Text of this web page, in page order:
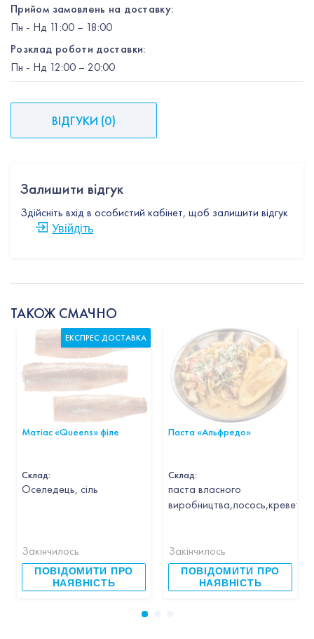
Прийом замовлень на доставку:
Пн - Нд 11:00 – 18:00
Розклад роботи доставки:
Пн - Нд 12:00 – 20:00
ВІДГУКИ (0)
Залишити відгук
Здійсніть вхід в особистий кабінет, щоб залишити відгук
Увійдіть
ТАКОЖ СМАЧНО
Матіас «Queens» філе
Склад:
Оселедець, сіль
Закінчилось
ПОВІДОМИТИ ПРО
НАЯВНІСТЬ
ЕКСПРЕС ДОСТАВКА
Паста «Альфредо»
Склад:
паста власного
Закінчилось
ПОВІДОМИТИ ПРО
НАЯВНІСТЬ